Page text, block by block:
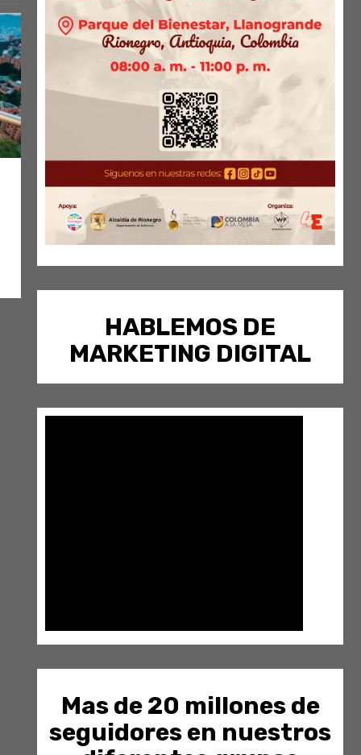
HABLEMOS DE
MARKETING DIGITAL
Mas de 20 millones de
seguidores en nuestros